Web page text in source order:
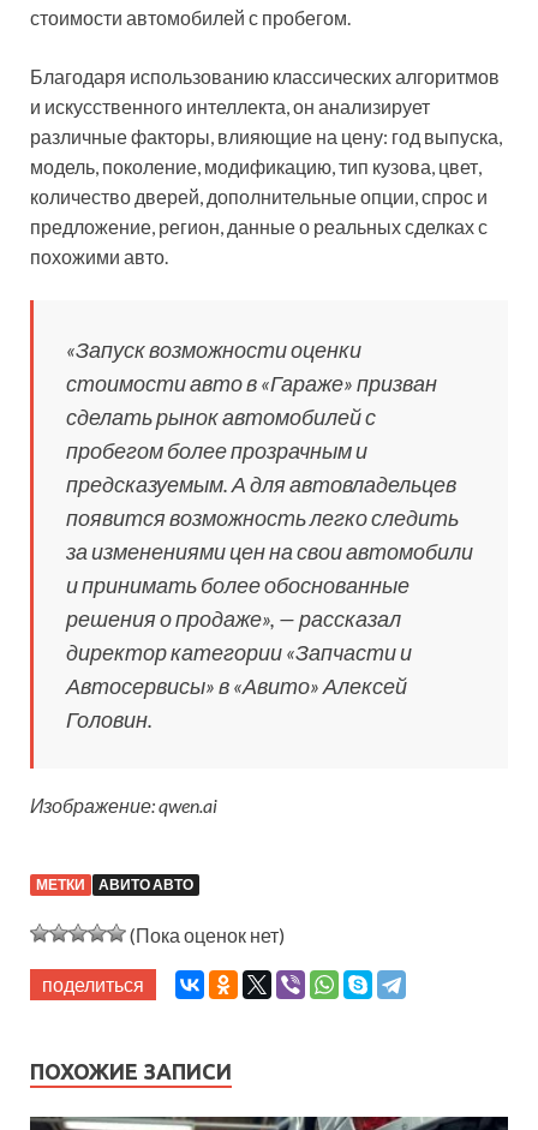
стоимости автомобилей с пробегом.
Благодаря использованию классических алгоритмов
и искусственного интеллекта, он анализирует
различные факторы, влияющие на цену: год выпуска,
модель, поколение, модификацию, тип кузова, цвет,
количество дверей, дополнительные опции, спрос и
предложение, регион, данные о реальных сделках с
похожими авто.
«Запуск возможности оценки
стоимости авто в «Гараже» призван
сделать рынок автомобилей с
пробегом более прозрачным и
предсказуемым. А для автовладельцев
появится возможность легко следить
за изменениями цен на свои автомобили
и принимать более обоснованные
решения о продаже», — рассказал
директор категории «Запчасти и
Автосервисы» в «Авито» Алексей
Головин.
Изображение: qwen.ai
МЕТКИ АВИТО АВТО
(Пока оценок нет)
поделиться
ПОХОЖИЕ ЗАПИСИ